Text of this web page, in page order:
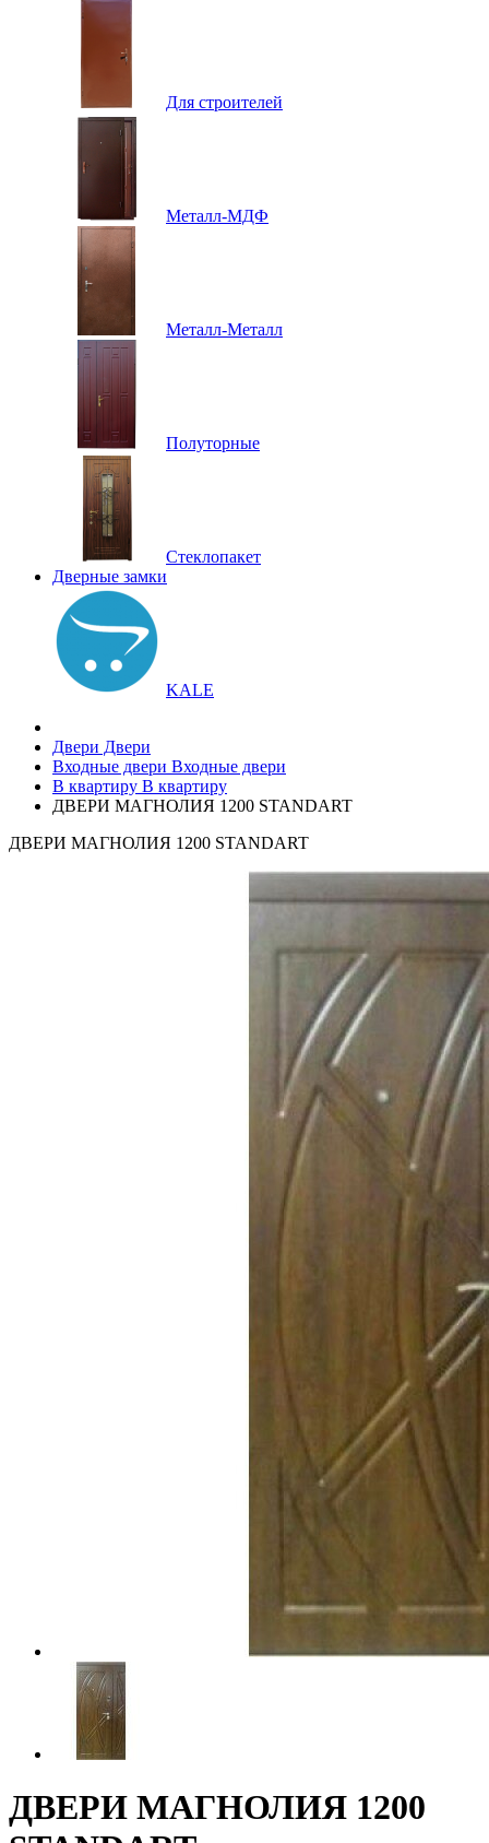
Для строителей
Металл-МДФ
Металл-Металл
Полуторные
Стеклопакет
Дверные замки
KALE
Двери Двери
Входные двери Входные двери
В квартиру В квартиру
ДВЕРИ МАГНОЛИЯ 1200 STANDART
ДВЕРИ МАГНОЛИЯ 1200 STANDART
ДВЕРИ МАГНОЛИЯ 1200